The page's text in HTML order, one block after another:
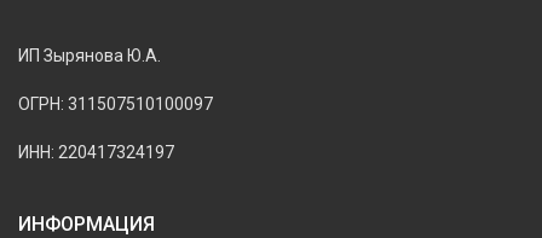
ИП Зырянова Ю.А.
ОГРН: 311507510100097
ИНН: 220417324197
ИНФОРМАЦИЯ